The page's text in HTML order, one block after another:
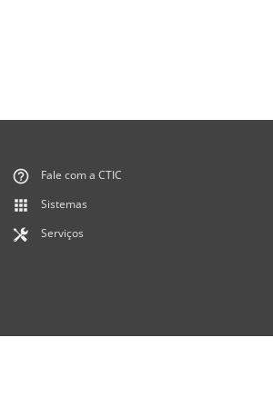
Fale com a CTIC
Sistemas
Serviços